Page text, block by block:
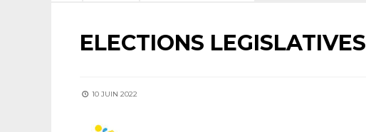
ELECTIONS LEGISLATIVES
10 JUIN 2022